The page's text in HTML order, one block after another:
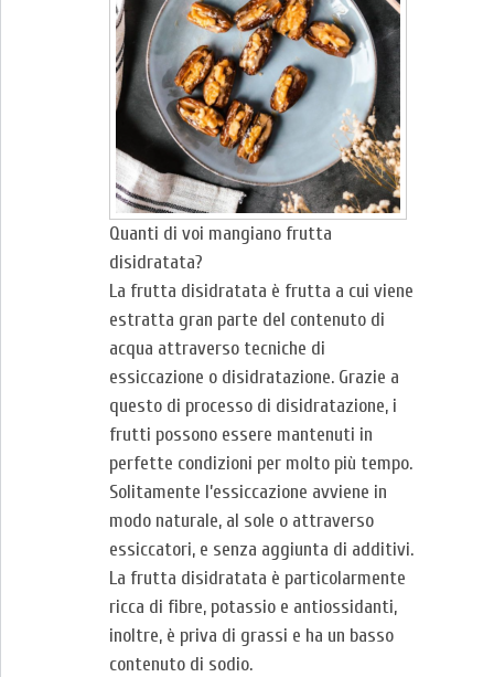
Quanti di voi mangiano frutta
disidratata?
La frutta disidratata è frutta a cui viene
estratta gran parte del contenuto di
acqua attraverso tecniche di
essiccazione o disidratazione. Grazie a
questo di processo di disidratazione, i
frutti possono essere mantenuti in
perfette condizioni per molto più tempo.
Solitamente l’essiccazione avviene in
modo naturale, al sole o attraverso
essiccatori, e senza aggiunta di additivi.
La frutta disidratata è particolarmente
ricca di fibre, potassio e antiossidanti,
inoltre, è priva di grassi e ha un basso
contenuto di sodio.